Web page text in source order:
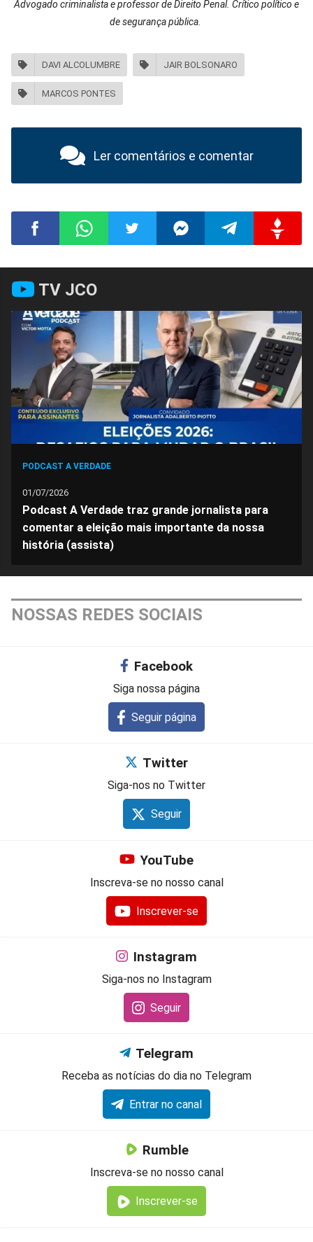
Advogado criminalista e professor de Direito Penal. Crítico político e
de segurança pública.
DAVI ALCOLUMBRE JAIR BOLSONARO
MARCOS PONTES
Ler comentários e comentar
Compartilhar
no
Facebook
no
Whatsapp
no
Twitter
no
Messenger
no
Telegram
no
Gettr
TV JCO
PODCAST A VERDADE
01/07/2026
Podcast A Verdade traz grande jornalista para
comentar a eleição mais importante da nossa
história (assista)
NOSSAS REDES SOCIAIS
Facebook
Siga nossa página
Seguir página
Twitter
Siga-nos no Twitter
Seguir
YouTube
Inscreva-se no nosso canal
Inscrever-se
Instagram
Siga-nos no Instagram
Seguir
Telegram
Receba as notícias do dia no Telegram
Entrar no canal
Rumble
Inscreva-se no nosso canal
Inscrever-se